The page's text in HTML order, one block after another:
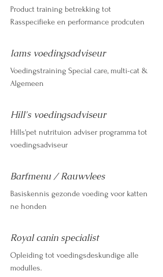
Product training betrekking tot
Rasspecifieke en performance prodcuten
Iams voedingsadviseur
Voedingstraining Special care, multi-cat &
Algemeen
Hill's voedingsadviseur
Hills'pet nutrituion adviser programma tot
voedingsadviseur
Barfmenu / Rauwvlees
Basiskennis gezonde voeding voor katten
ne honden
Royal canin specialist
Opleiding tot voedingsdeskundige alle
modulles.